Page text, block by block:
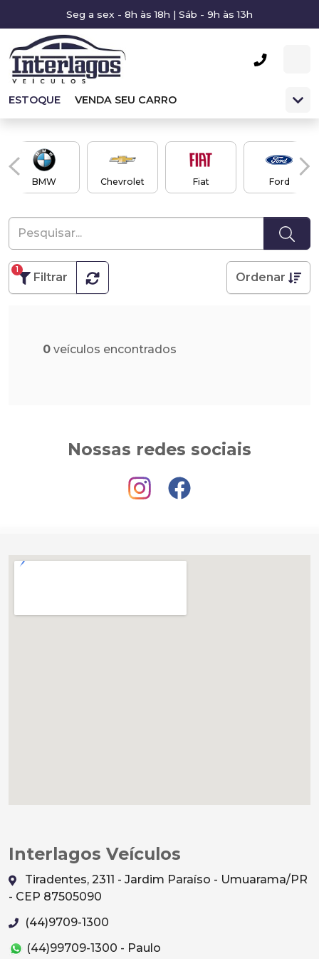
Seg a sex - 8h às 18h | Sáb - 9h às 13h
ESTOQUE VENDA SEU CARRO
BMW Chevrolet Fiat Ford
Filtrar
1
Ordenar
0 veículos encontrados
Nossas redes sociais
Interlagos Veículos
Tiradentes, 2311 - Jardim Paraíso - Umuarama/PR
- CEP 87505090
(44)9709-1300
(44)99709-1300 - Paulo